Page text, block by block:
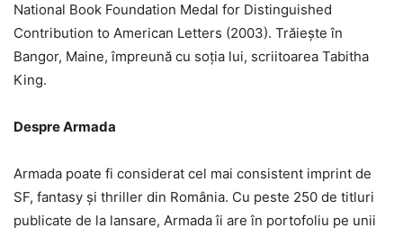
National Book Foundation Medal for Distinguished
Contribution to American Letters (2003). Trăiește în
Bangor, Maine, împreună cu soția lui, scriitoarea Tabitha
King.
Despre Armada
Armada poate fi considerat cel mai consistent imprint de
SF, fantasy și thriller din România. Cu peste 250 de titluri
publicate de la lansare, Armada îi are în portofoliu pe unii